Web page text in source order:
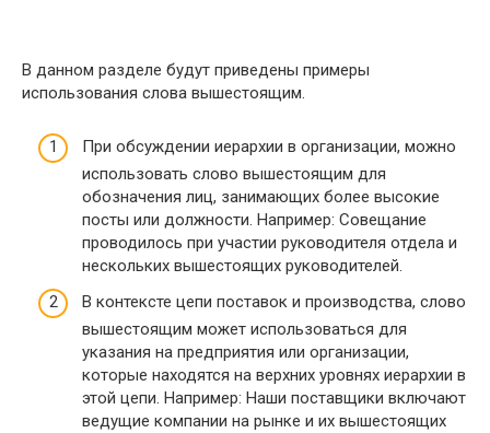
В данном разделе будут приведены примеры
использования слова вышестоящим.
При обсуждении иерархии в организации, можно
использовать слово вышестоящим для
обозначения лиц, занимающих более высокие
посты или должности. Например: Совещание
проводилось при участии руководителя отдела и
нескольких вышестоящих руководителей.
В контексте цепи поставок и производства, слово
вышестоящим может использоваться для
указания на предприятия или организации,
которые находятся на верхних уровнях иерархии в
этой цепи. Например: Наши поставщики включают
ведущие компании на рынке и их вышестоящих